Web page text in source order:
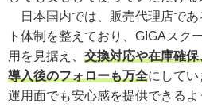
日本国内では、販売代理店であ
ト体制を整えており、GIGAスク
用を見据え、 交換対応や在庫確
導入後のフォローも万全にしてい
運用面でも安心感を提供できるよ